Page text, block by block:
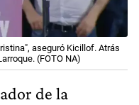
aseguró Kicillof. Atrás
(FOTO NA)
de la